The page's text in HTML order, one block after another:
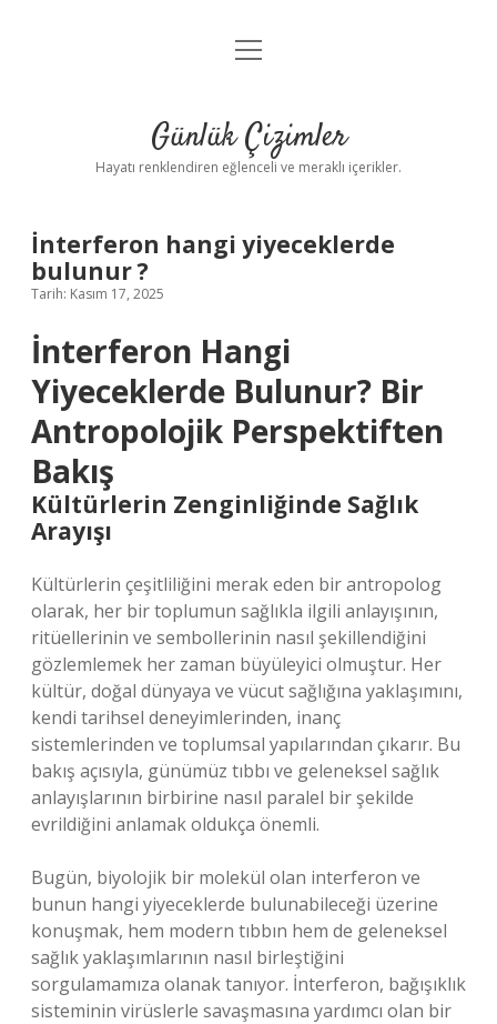
Anasayfa
Yasal Uyarı
menüyü
Günlük Çizimler
Hayatı renklendiren eğlenceli ve meraklı içerikler.
İnterferon hangi yiyeceklerde
bulunur ?
Tarih: Kasım 17, 2025
İnterferon Hangi
Yiyeceklerde Bulunur? Bir
Antropolojik Perspektiften
Bakış
Kültürlerin Zenginliğinde Sağlık
Arayışı
Kültürlerin çeşitliliğini merak eden bir antropolog
olarak, her bir toplumun sağlıkla ilgili anlayışının,
ritüellerinin ve sembollerinin nasıl şekillendiğini
gözlemlemek her zaman büyüleyici olmuştur. Her
kültür, doğal dünyaya ve vücut sağlığına yaklaşımını,
kendi tarihsel deneyimlerinden, inanç
sistemlerinden ve toplumsal yapılarından çıkarır. Bu
bakış açısıyla, günümüz tıbbı ve geleneksel sağlık
anlayışlarının birbirine nasıl paralel bir şekilde
evrildiğini anlamak oldukça önemli.
Bugün, biyolojik bir molekül olan interferon ve
bunun hangi yiyeceklerde bulunabileceği üzerine
konuşmak, hem modern tıbbın hem de geleneksel
sağlık yaklaşımlarının nasıl birleştiğini
sorgulamamıza olanak tanıyor. İnterferon, bağışıklık
sisteminin virüslerle savaşmasına yardımcı olan bir